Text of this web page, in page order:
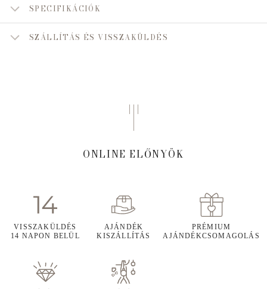
SPECIFIKÁCIÓK
SZÁLLÍTÁS ÉS VISSZAKÜLDÉS
ONLINE ELŐNYÖK
VISSZAKÜLDÉS
14 NAPON BELÜL
AJÁNDÉK
KISZÁLLÍTÁS
PRÉMIUM
AJÁNDÉKCSOMAGOLÁS